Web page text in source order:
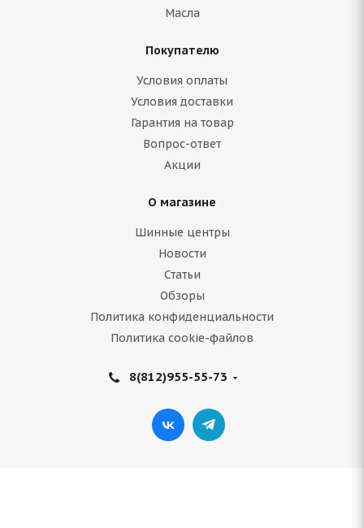
(Д) NZ SH599 5.5x14/4x98 ET35 D58.6 MB*
Масла
Покупателю
Условия оплаты
Условия доставки
Гарантия на товар
Вопрос-ответ
Акции
О магазине
Шинные центры
Новости
Статьи
Обзоры
Политика конфиденциальности
Политика cookie-файлов
8(812)955-55-73